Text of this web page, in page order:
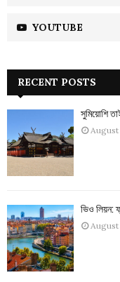
YOUTUBE
RECENT POSTS
সুমিয়োশি
August
ভিও লিয়ন:
August